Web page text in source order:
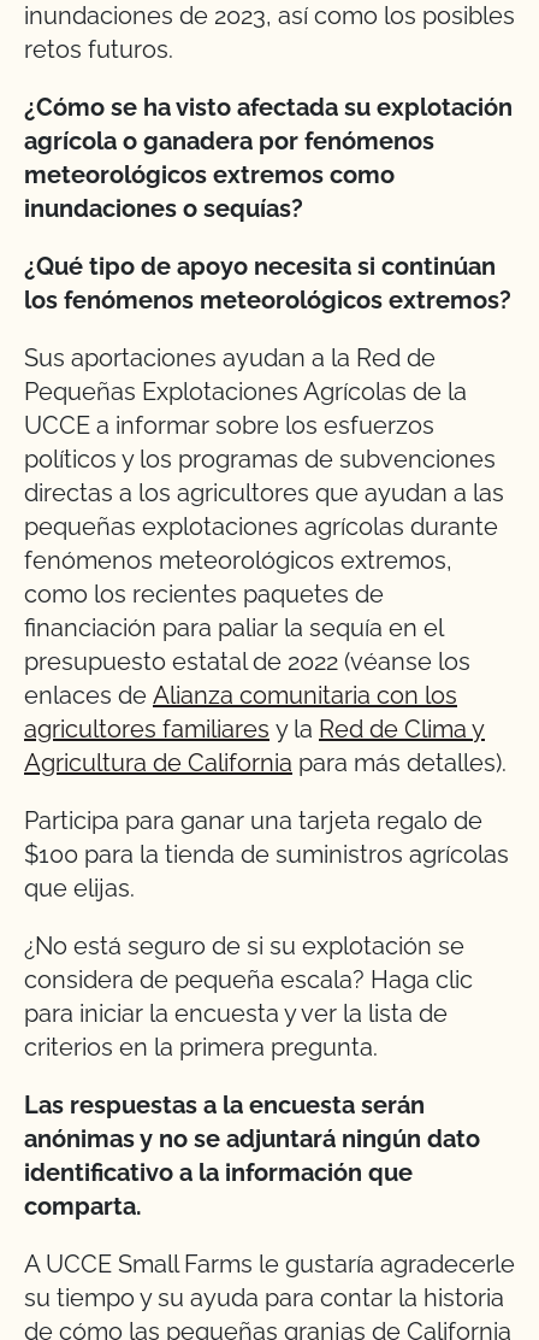
inundaciones de 2023, así como los posibles
retos futuros.
¿Cómo se ha visto afectada su explotación
agrícola o ganadera por fenómenos
meteorológicos extremos como
inundaciones o sequías?
¿Qué tipo de apoyo necesita si continúan
los fenómenos meteorológicos extremos?
Sus aportaciones ayudan a la Red de
Pequeñas Explotaciones Agrícolas de la
UCCE a informar sobre los esfuerzos
políticos y los programas de subvenciones
directas a los agricultores que ayudan a las
pequeñas explotaciones agrícolas durante
fenómenos meteorológicos extremos,
como los recientes paquetes de
financiación para paliar la sequía en el
presupuesto estatal de 2022 (véanse los
enlaces de Alianza comunitaria con los
agricultores familiares y la Red de Clima y
Agricultura de California para más detalles).
Participa para ganar una tarjeta regalo de
$100 para la tienda de suministros agrícolas
que elijas.
¿No está seguro de si su explotación se
considera de pequeña escala? Haga clic
para iniciar la encuesta y ver la lista de
criterios en la primera pregunta.
Las respuestas a la encuesta serán
anónimas y no se adjuntará ningún dato
identificativo a la información que
comparta.
A UCCE Small Farms le gustaría agradecerle
su tiempo y su ayuda para contar la historia
de cómo las pequeñas granjas de California